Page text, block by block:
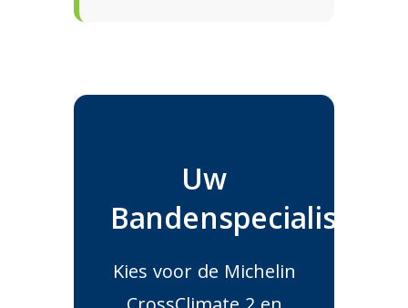
Uw
Bandenspecialist
Kies voor de Michelin